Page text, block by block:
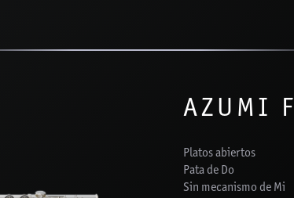
AZUMI
Platos abiertos
Pata de Do
Sin mecanismo de Mi